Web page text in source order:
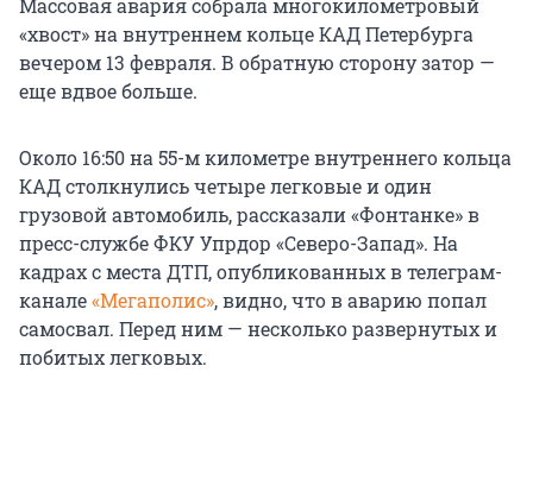
«хвост» на внутреннем кольце КАД Петербурга
вечером 13 февраля. В обратную сторону затор —
еще вдвое больше.
Около 16:50 на 55-м километре внутреннего кольца
КАД столкнулись четыре легковые и один
грузовой автомобиль, рассказали «Фонтанке» в
пресс-службе ФКУ Упрдор «Северо-Запад». На
кадрах с места ДТП, опубликованных в телеграм-
канале«Мегаполис», видно, что в аварию попал
самосвал. Перед ним — несколько развернутых и
побитых легковых.